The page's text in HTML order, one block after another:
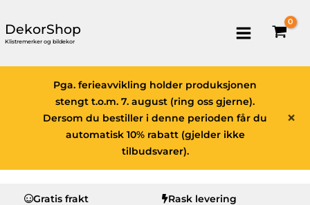
DekorShop
Klistremerker og bildekor
×
Pga. ferieavvikling holder produksjonen
stengt t.o.m. 7. august (ring oss gjerne).
Dersom du bestiller i denne perioden får du
automatisk 10% rabatt (gjelder ikke
tilbudsvarer).
Gratis frakt
Rask levering